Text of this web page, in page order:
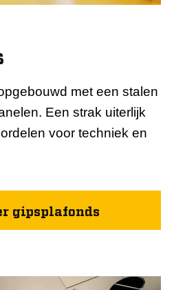
met een stalen
Een strak uiterlijk
voor techniek en
gipsplafonds